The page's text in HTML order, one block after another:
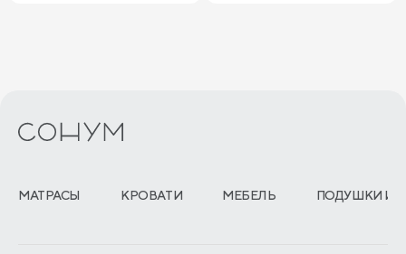
МАТРАСЫ КРОВАТИ МЕБЕЛЬ ПОДУШКИ И